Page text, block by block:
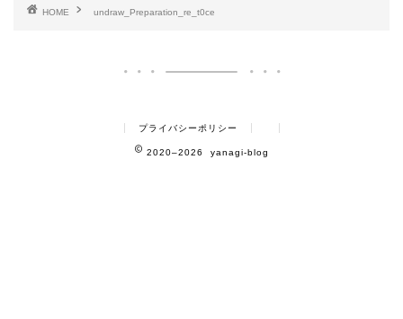
HOME undraw_Preparation_re_t0ce
プライバシーポリシー
2020–2026 yanagi-blog